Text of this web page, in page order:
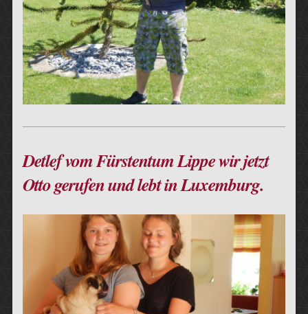
Detlef vom Fürstentum Lippe wir jetzt
Otto gerufen und lebt in Luxemburg.